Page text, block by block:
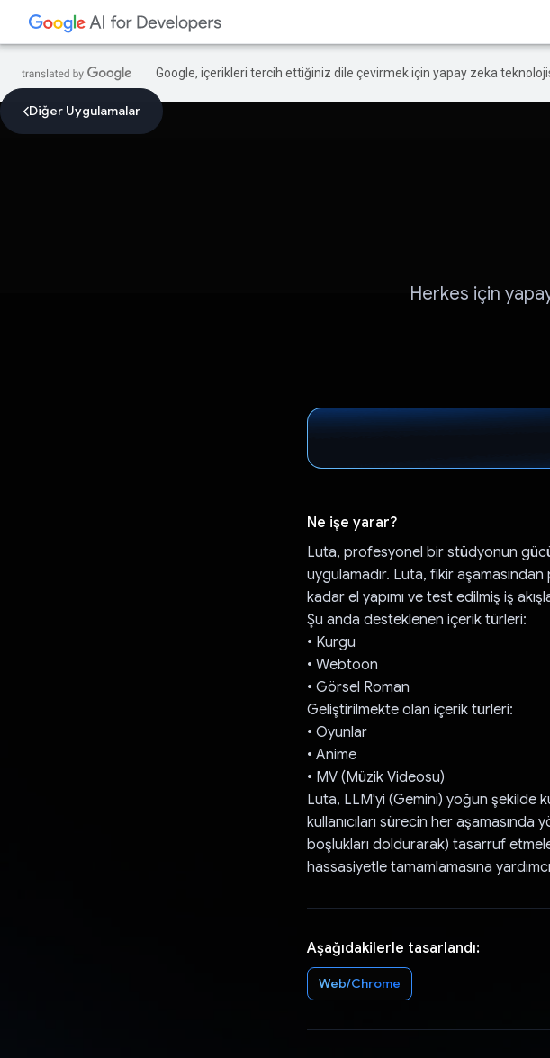
Google, içerikleri tercih ettiğiniz dile çevirmek için yapay zeka
Diğer Uygulamalar
Herkes için
Ne işe yarar?
Luta, profesyonel bir stüdyonun
uygulamadır. Luta, fikir
kadar el yapımı ve test edilmiş iş
Şu anda desteklenen içerik türleri:
• Kurgu
• Webtoon
• Görsel Roman
Geliştirilmekte olan içerik türleri:
• Oyunlar
• Anime
• MV (Müzik Videosu)
Luta, LLM'yi (Gemini) yoğun şekilde
kullanıcıları sürecin her
boşlukları doldurarak) tasarruf
hassasiyetle tamamlamasına
Aşağıdakilerle tasarlandı:
Web/Chrome